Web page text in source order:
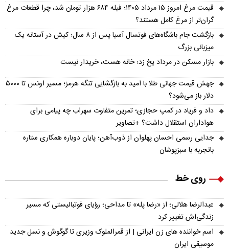
قیمت مرغ امروز ۱۵ مرداد ۱۴۰۵؛ فیله ۶۸۴ هزار تومان شد، چرا قطعات مرغ
گران‌تر از مرغ کامل هستند؟
بازگشت جام باشگاه‌های فوتسال آسیا پس از ۸ سال؛ کیش در آستانه یک
میزبانی بزرگ
بازار مسکن در مرداد یخ زد؛ خانه هست، خریدار نیست
جهش قیمت جهانی طلا با امید به بازگشایی تنگه هرمز؛ مسیر اونس تا ۵۰۰۰
دلار باز می‌شود؟
داد و فریاد در کمپ حجازی؛ تمرین متفاوت سهراب چه پیامی برای
هواداران استقلال داشت؟ +تصاویر
جدایی رسمی احسان پهلوان از ذوب‌آهن؛ پایان دوباره همکاری ستاره
باتجربه با سبزپوشان
روی خط
عبدالرضا هلالی؛ از «رضا پله» تا مداحی؛ رؤیای فوتبالیستی که مسیر
زندگی‌اش تغییر کرد
اسم خواننده های زن ایرانی | از قمرالملوک وزیری تا گوگوش و نسل جدید
موسیقی ایران